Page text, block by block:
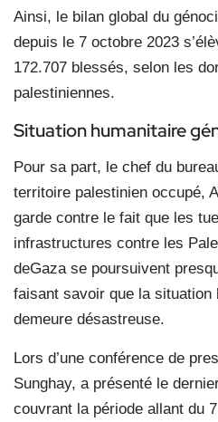
Ainsi, le bilan global du
depuis le 7 octobre 2023
172.707 blessés, selon les
palestiniennes.
Situation humanitaire
Pour sa part, le chef du
territoire palestinien occupé,
garde contre le fait que les
infrastructures contre les
deGaza se poursuivent
faisant savoir que la situation
demeure désastreuse.
Lors d’une conférence de
Sunghay, a présenté le
couvrant la période allant du